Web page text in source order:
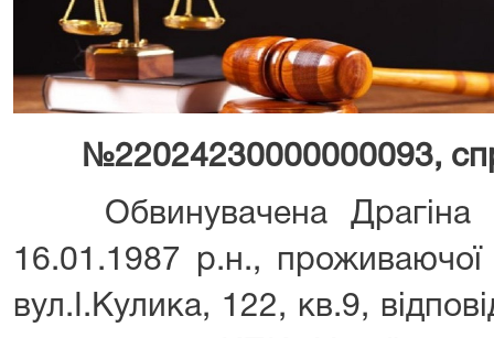
№22024230000000093,
Обвинувачена Драгіна
16.01.1987 р.н.,
вул.І.Кулика, 122, кв.9,